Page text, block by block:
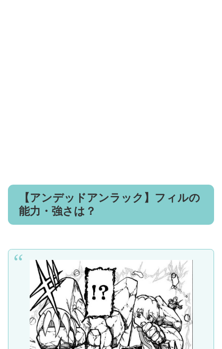
【アンデッドアンラック】フィルの
能力・強さは？